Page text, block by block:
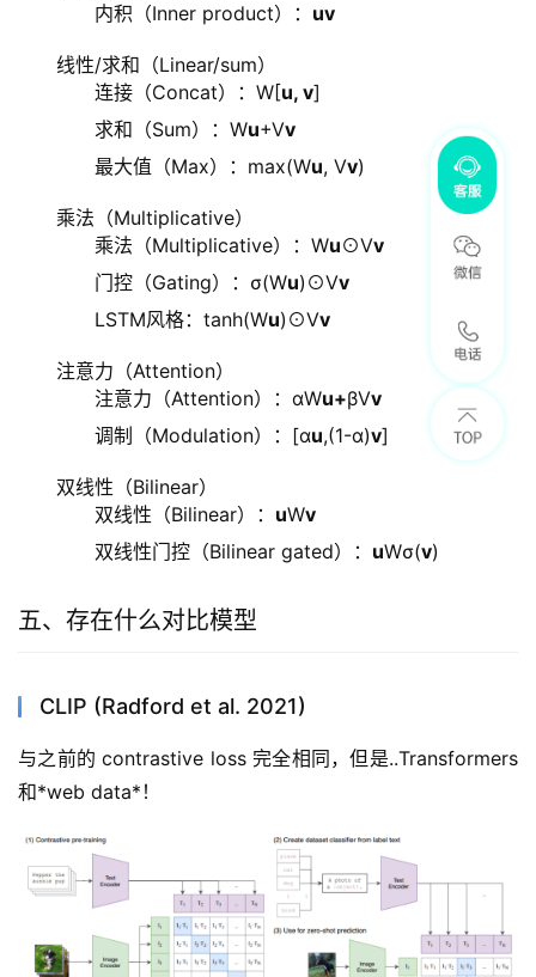
内积（Inner product）： uv
线性/求和（Linear/sum）
连接（Concat）：W[u, v]
求和（Sum）：Wu+Vv
最大值（Max）：max(Wu, Vv)
乘法（Multiplicative）
乘法（Multiplicative）：Wu⊙Vv
门控（Gating）：σ(Wu)⊙Vv
LSTM风格：tanh(Wu)⊙Vv
注意力（Attention）
注意力（Attention）：αWu+βVv
调制（Modulation）：[αu,(1-α)v]
双线性（Bilinear）
双线性（Bilinear）： uWv
双线性门控（Bilinear gated）： uWσ(v)
五、存在什么对比模型
CLIP (Radford et al. 2021)
与之前的 contrastive loss 完全相同，但是..Transformers
和*web data*！